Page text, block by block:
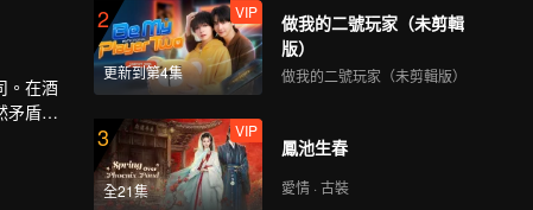
。在酒
矛盾重
2
更新到第4集
VIP
做我的二號玩家（未剪輯
版）
做我的二號玩家（未剪輯版）
3
全21集
VIP
鳳池生春
愛情 · 古裝